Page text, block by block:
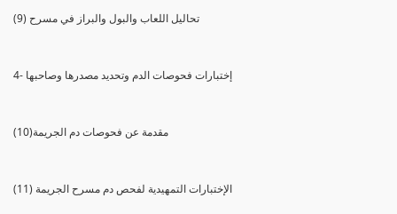
(9) تحاليل اللعاب والبول والبراز في مسرح
4- إختبارات فحوصات الدم وتحديد مصدرها وصاحبها
(10)مقدمة عن فحوصات دم الجريمة
(11) الإختبارات التمهيدية لفحص دم مسرح الجريمة